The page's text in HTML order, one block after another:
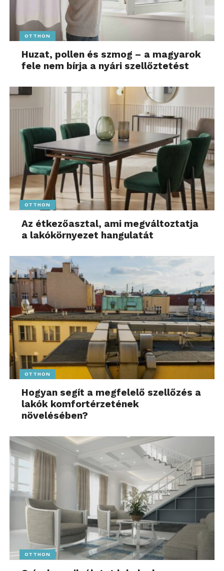
OTTHON
Huzat, pollen és szmog – a magyarok
fele nem bírja a nyári szellőztetést
OTTHON
Az étkezőasztal, ami megváltoztatja
a lakókörnyezet hangulatát
OTTHON
Hogyan segít a megfelelő szellőzés a
lakók komfortérzetének
növelésében?
OTTHON